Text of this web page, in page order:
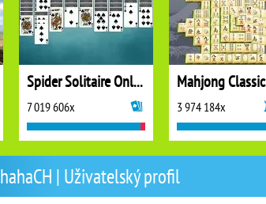
hahaCH | Uživatelský profil
Spider Solitaire Online
7 019 606x
Mahjong Classic
3 974 184x